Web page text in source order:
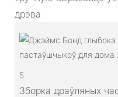
дрэва
5
Зборка драўляных